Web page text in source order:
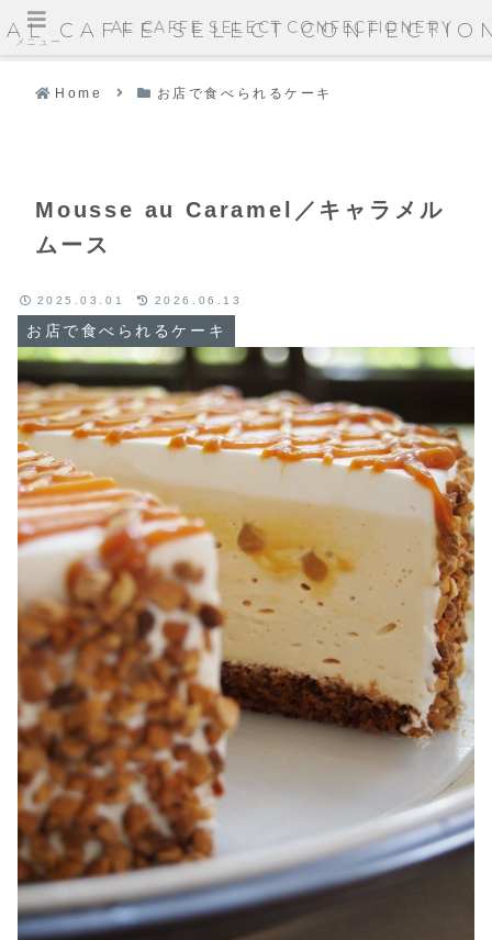
AL CAFFE SELECT
Home お店で食べられるケーキ
Mousse au Caramel／キャラメル
ムース
お店で食べられるケーキ
2025.03.01 2026.06.13
メニュー
AL CAFFE SELECT CONFECTIONERY